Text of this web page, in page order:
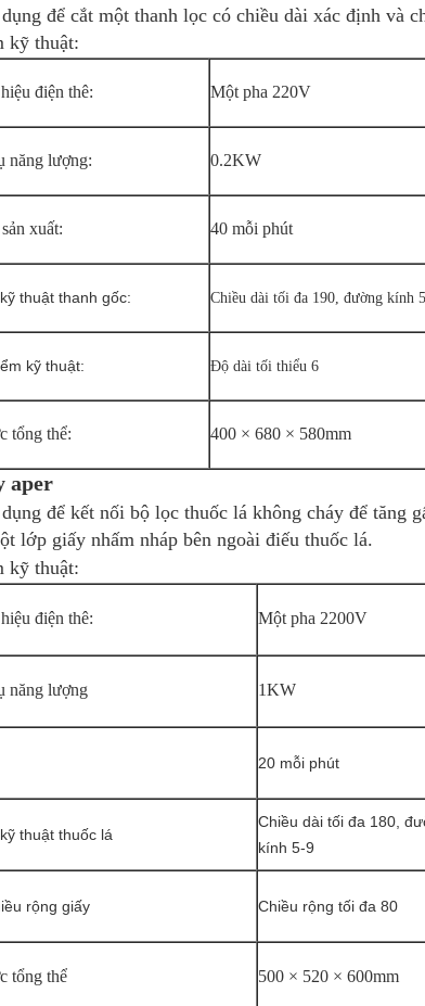
để cắt một thanh lọc có chiều dài xác định và
kỹ thuật:
điện thê: Một pha 220V
năng lượng: 0.2KW
xuất: 40 mỗi phút
thuật thanh gốc: Chiều dài tối đa 190, đường kính
kỹ thuật: Độ dài tối thiểu 6
tổng thể: 400 × 680 × 580mm
aper
để kết nối bộ lọc thuốc lá không cháy để tăng
lớp giấy nhấm nháp bên ngoài điếu thuốc lá.
kỹ thuật:
điện thê: Một pha 2200V
năng lượng 1KW
20 mỗi phút
thuật thuốc lá
Chiều dài tối đa 180,
kính 5-9
rộng giấy Chiều rộng tối đa 80
tổng thể 500 × 520 × 600mm